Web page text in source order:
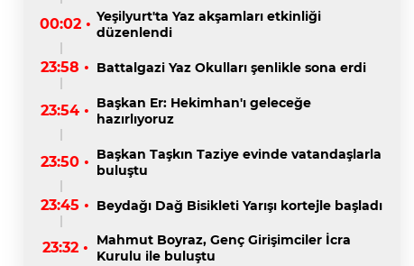
00:02 • Yeşilyurt'ta Yaz akşamları etkinliği
düzenlendi
23:58 • Battalgazi Yaz Okulları şenlikle sona erdi
23:54 • Başkan Er: Hekimhan'ı geleceğe
hazırlıyoruz
23:50 • Başkan Taşkın Taziye evinde vatandaşlarla
buluştu
23:45 • Beydağı Dağ Bisikleti Yarışı kortejle başladı
23:32 •
Mahmut Boyraz, Genç Girişimciler İcra
Kurulu ile buluştu